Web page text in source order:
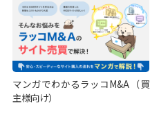
マンガでわかるラッコM&A（買
主様向け）